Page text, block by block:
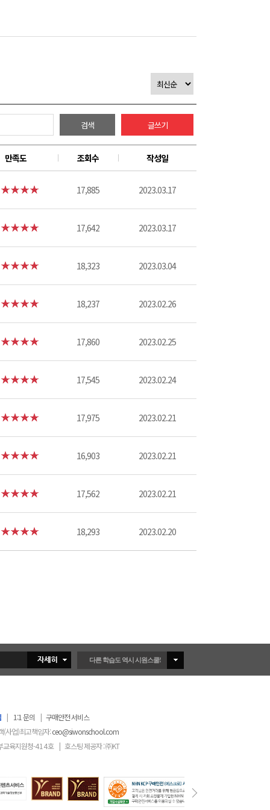
검색 글쓰기
만족도 조회수 작성일
17,885 2023.03.17
17,642 2023.03.17
18,323 2023.03.04
18,237 2023.02.26
17,860 2023.02.25
17,545 2023.02.24
17,975 2023.02.21
16,903 2023.02.21
17,562 2023.02.21
18,293 2023.02.20
다른 학습도 역시 시원스쿨!
| 1:1 문의 | 구매안전 서비스
(사업)최고책임자:ceo@siwonschool.com
교육지원청-414호 | 호스팅 제공자 : ㈜KT